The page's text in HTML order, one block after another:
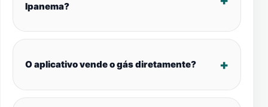
Ipanema?
O aplicativo vende o gás diretamente?